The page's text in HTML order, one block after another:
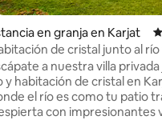
4.92 de 5; 49
en granja en Karjat
de cristal junto al río
a nuestra villa
y habitación de cristal en
el río es como tu patio
con impresionantes